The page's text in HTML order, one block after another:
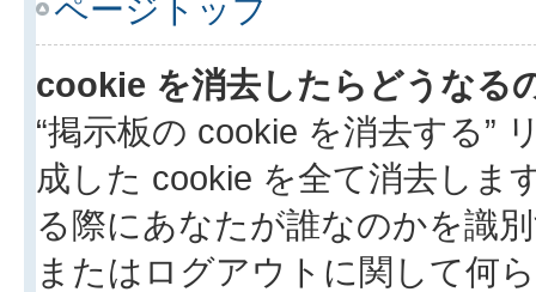
ページトップ
cookie を消去したらどうなる
“掲示板の cookie を消去する”
成した cookie を全て消去しま
る際にあなたが誰なのかを識
またはログアウトに関して何